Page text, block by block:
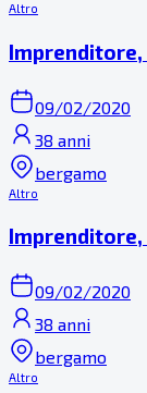
Altro
Imprenditore,
09/02/2020
38 anni
bergamo
Altro
Imprenditore,
09/02/2020
38 anni
bergamo
Altro